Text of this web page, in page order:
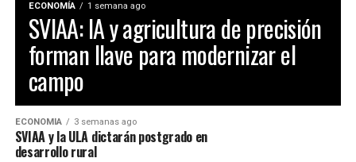
ECONOMÍA 1 semana ago
SVIAA: IA y agricultura de precisión
forman llave para modernizar el
campo
ECONOMÍA 3 semanas ago
SVIAA y la ULA dictarán postgrado en
desarrollo rural